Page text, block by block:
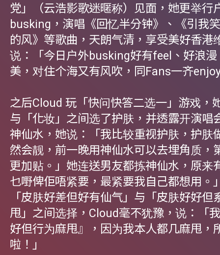
党」（云浩影歌迷暱称）见面，她更举行
busking，演唱《回忆半分钟》、《引我
的风》等歌曲，天朗气清，享受美好香港
说：「今日户外busking好有feel、好浪漫
美，对住个海又有风吹，同Fans一齐
之后Cloud 玩「快问快答二选一」游戏，
与「化妆」之间选了护肤，并透露开演唱
神仙水，她说：「我比较重视护肤，护肤
然会靓，前一晚用神仙水可以去埋角质，
更加贴。」她连送男友都拣神仙水，原来
乜嘢俾佢唔紧要，最紧要我自己都想用。
「皮肤好差但好有仙气」与「皮肤好好但
甩」之间选择，Cloud毫不犹豫，说：「
好但行为麻甩』，因为我本人都几麻甩，
啦！」